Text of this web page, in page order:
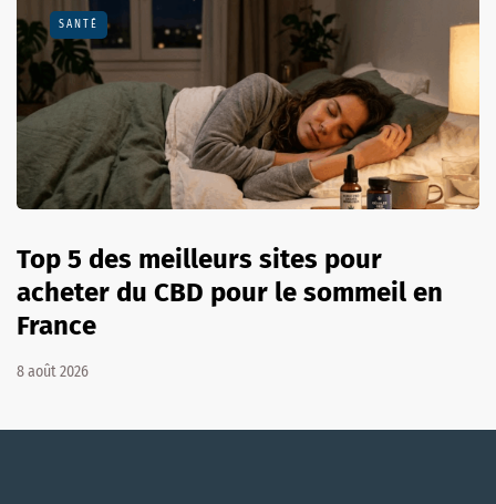
SANTÉ
Top 5 des meilleurs sites pour
acheter du CBD pour le sommeil en
France
8 août 2026